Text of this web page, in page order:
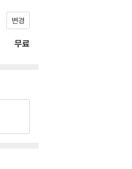
변경
무료